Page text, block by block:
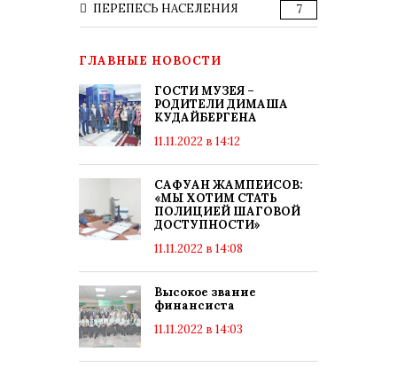
ПЕРЕПЕСЬ НАСЕЛЕНИЯ 7
ГЛАВНЫЕ НОВОСТИ
ГОСТИ МУЗЕЯ –
РОДИТЕЛИ ДИМАША
КУДАЙБЕРГЕНА
11.11.2022 в 14:12
САФУАН ЖАМПЕИСОВ:
«МЫ ХОТИМ СТАТЬ
ПОЛИЦИЕЙ ШАГОВОЙ
ДОСТУПНОСТИ»
11.11.2022 в 14:08
Высокое звание
финансиста
11.11.2022 в 14:03